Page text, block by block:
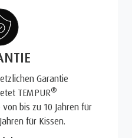
Garantie
TEMPUR®
bis zu 10 Jahren für
für Kissen.